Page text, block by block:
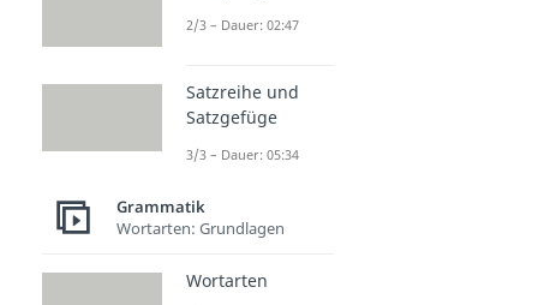
2/3 – Dauer: 02:47
Satzreihe und
Satzgefüge
3/3 – Dauer: 05:34
Grammatik
Wortarten: Grundlagen
Wortarten